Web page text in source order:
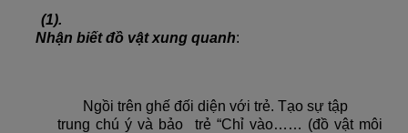
(1).
Nhận biết đồ vật xung quanh:
Ngồi trên ghế đối diện với trẻ. Tạo sự tập
trung chú ý và bảo trẻ “Chỉ vào…… (đồ vật môi